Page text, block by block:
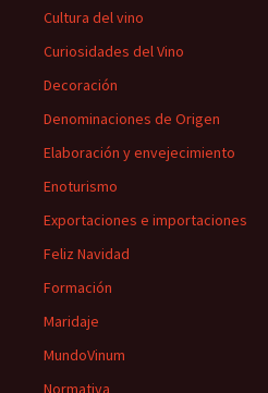
Cultura del vino
Curiosidades del Vino
Decoración
Denominaciones de Origen
Elaboración y envejecimiento
Enoturismo
Exportaciones e importaciones
Feliz Navidad
Formación
Maridaje
MundoVinum
Normativa